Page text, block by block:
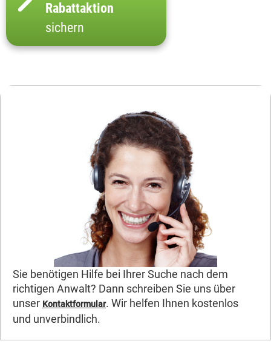
Rabattaktion
sichern
Sie benötigen Hilfe bei Ihrer Suche nach dem
richtigen Anwalt? Dann schreiben Sie uns über
unser Kontaktformular. Wir helfen Ihnen kostenlos
und unverbindlich.